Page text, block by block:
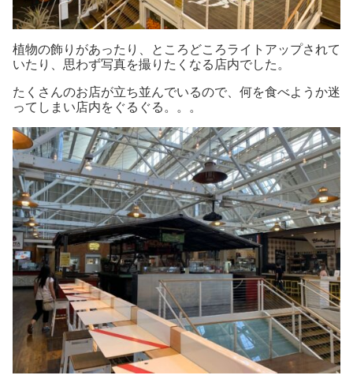
植物の飾りがあったり、ところどころライトアップされて
いたり、思わず写真を撮りたくなる店内でした。
たくさんのお店が立ち並んでいるので、何を食べようか迷
ってしまい店内をぐるぐる。。。